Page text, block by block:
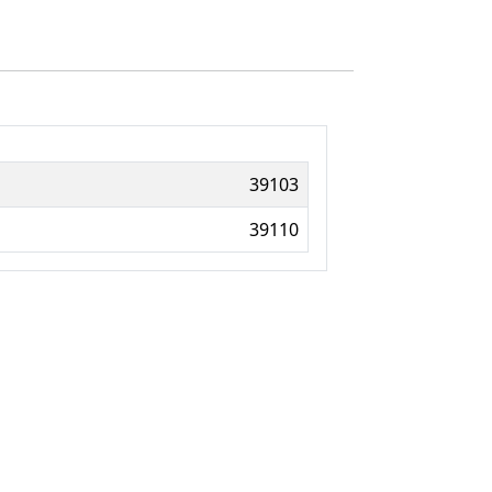
39103
39110